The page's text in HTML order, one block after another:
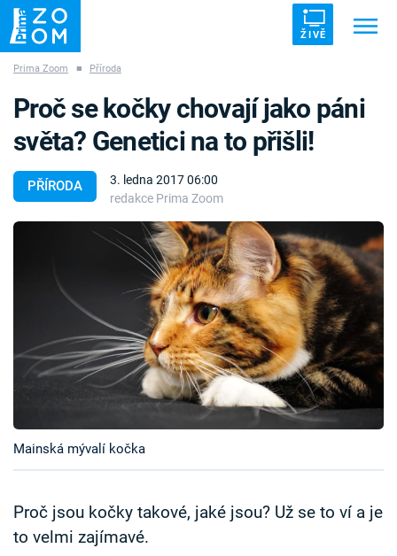
ŽIVĚ
ZÁHADY VETŘELCI DÁVNOVĚKU
Témata
Témata
TV Program
Sledujte prima+
Přihlášení
Prima Zoom ■ Příroda
PŘÍRODA
3. ledna 2017 06:00
redakce Prima Zoom
Proč se kočky chovají jako páni
světa? Genetici na to přišli!
Mainská mývalí kočka
Proč jsou kočky takové, jaké jsou? Už se to ví a je
to velmi zajímavé.